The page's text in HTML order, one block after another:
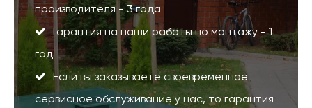
производителя - 3 года
Гарантия на наши работы по монтажу - 1
год
Если вы заказываете своевременное
сервисное обслуживание у нас, то гарантия